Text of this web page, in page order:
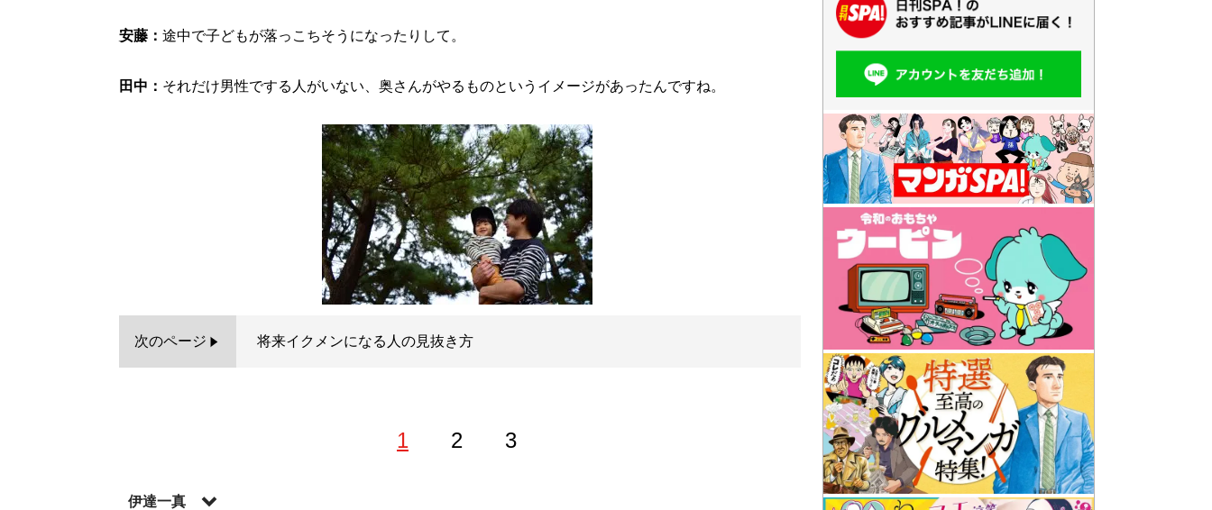
安藤： 途中で子どもが落っこちそうになったりして。
田中： それだけ男性でする人がいない、奥さんがやるものというイメージがあったんですね。
次のページ 将来イクメンになる人の見抜き方
1 2 3
伊達一真